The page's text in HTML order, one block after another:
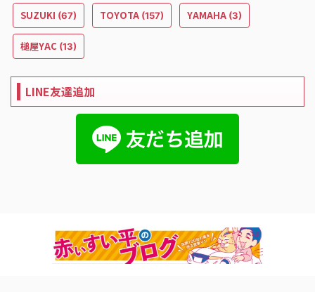
SUZUKI (67) TOYOTA (157) YAMAHA (3)
槌屋YAC (13)
LINE友達追加